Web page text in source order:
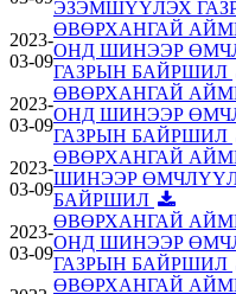
ЭЗЭМШҮҮЛЭХ
2023-
03-09
ӨВӨРХАНГАЙ
ОНД ШИНЭЭР
ГАЗРЫН БАЙРШИЛ
2023-
03-09
ӨВӨРХАНГАЙ
ОНД ШИНЭЭР
ГАЗРЫН БАЙРШИЛ
2023-
03-09
ӨВӨРХАНГАЙ
ШИНЭЭР
БАЙРШИЛ
2023-
03-09
ӨВӨРХАНГАЙ
ОНД ШИНЭЭР
ГАЗРЫН БАЙРШИЛ
ӨВӨРХАНГАЙ